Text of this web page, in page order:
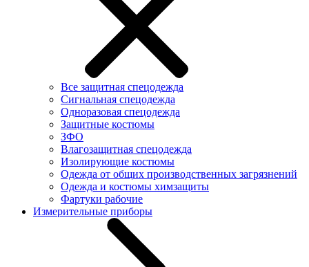
Все защитная спецодежда
Сигнальная спецодежда
Одноразовая спецодежда
Защитные костюмы
ЗФО
Влагозащитная спецодежда
Изолирующие костюмы
Одежда от общих производственных загрязнений
Одежда и костюмы химзащиты
Фартуки рабочие
Измерительные приборы